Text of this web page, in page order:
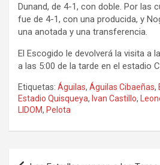
Dunand, de 4-1, con doble. Por las
fue de 4-1, con una producida, y
una anotada y una transferencia.
El Escogido le devolverá la visita a
a las 5:00 de la tarde en el estadio
Etiquetas: Águilas, Águilas Cibaeñas,
Estadio Quisqueya, Ivan Castillo,
LIDOM, Pelota
Navegación